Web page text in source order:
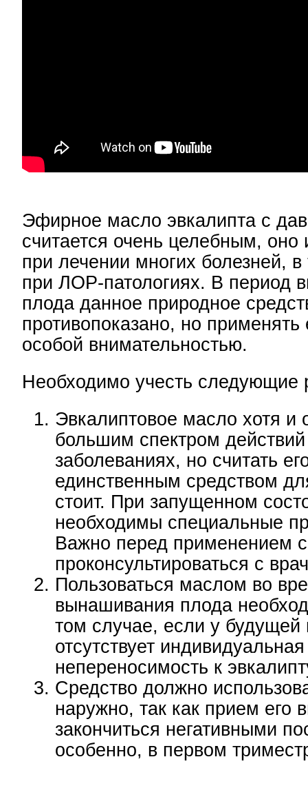
Эфирное масло эвкалипта с
считается очень целебным, оно
при лечении многих болезней,
при ЛОР-патологиях. В период
плода данное природное
противопоказано, но применять
особой внимательностью.
Необходимо учесть следующие
Эвкалиптовое масло хотя и
большим спектром
заболеваниях, но считать
единственным средством
стоит. При запущенном
необходимы специальные
Важно перед применением
проконсультироваться с
Пользоваться маслом во
вынашивания плода
том случае, если у
отсутствует индивидуальная
непереносимость к
Средство должно
наружно, так как прием его
закончиться негативными
особенно, в первом